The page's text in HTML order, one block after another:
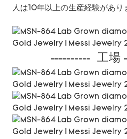
人は10年以上の生産経験があり
---------- 工場